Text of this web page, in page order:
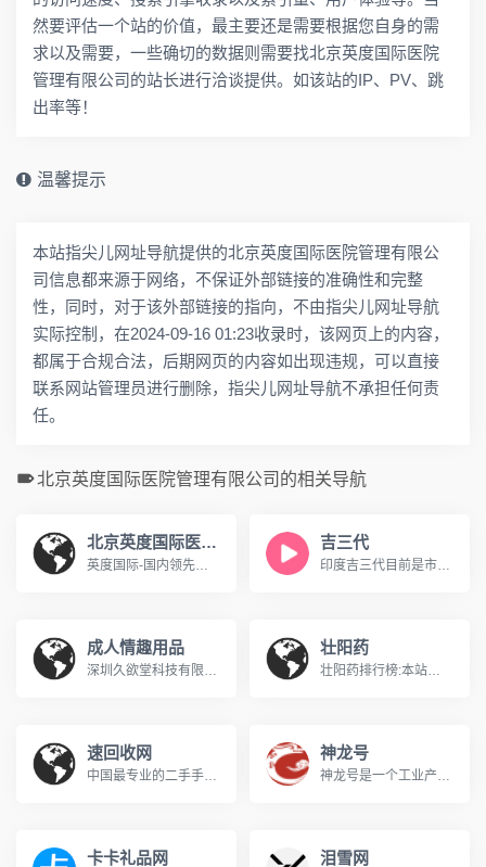
然要评估一个站的价值，最主要还是需要根据您自身的需
求以及需要，一些确切的数据则需要找北京英度国际医院
管理有限公司的站长进行洽谈提供。如该站的IP、PV、跳
出率等！
温馨提示
本站指尖儿网址导航提供的北京英度国际医院管理有限公
司信息都来源于网络，不保证外部链接的准确性和完整
性，同时，对于该外部链接的指向，不由指尖儿网址导航
实际控制，在2024-09-16 01:23收录时，该网页上的内容，
都属于合规合法，后期网页的内容如出现违规，可以直接
联系网站管理员进行删除，指尖儿网址导航不承担任何责
任。
北京英度国际医院管理有限公司的相关导航
北京英度国际医院管理有限公司
英度国际-国内领先的赴印就医购药服务机构,丙肝98%治愈率,专注于肿瘤癌症靶向治疗,签约印度7家知名医院集团,一流专家超过50余位,为您提供海外医疗出国看病远程购药等专业服务.
吉三代
印度吉三代目前是市面上证实治疗丙肝效果最好的一款产品,如需代购吉三代请联系印度康健咨询
成人情趣用品
深圳久欲堂科技有限公司成立于2014年7月8日，.是一个以批发、零售为主要业务的，集成人性用品、化妆品、情趣内衣、个人护理用品、女性卫生护理用品、保健品、等为一体的综合性商业贸易企业。 三年多来我们与商品生产厂密切合作，成为所售商品的一级指定代理商或直销商，为保证商品的质量和为顾客提供优质的服务奠定了坚实的基础。特别是我们出售的成人性保健用品、性病防治药品以其多样化的品种、可靠的质量、合理的价格满足了不同层次客户的需求完善、细致的配送服务和隐私权保护受到客户的广泛赞誉和信赖，成为客户心目中的一面旗帜。久欲
壮阳药
壮阳药排行榜:本站从壮阳方法出发,收录和传播科学的壮阳、壮阳食物、壮阳方法、 口碑最好的壮阳药。yangsheng169.com
速回收网
中国最专业的二手手机回收网,二手手表回收,笔记本回收网,数码回收平台,单反相机回收,二手手机在线回收。把现实中的二手回收集市搬到网上,高价回收您的二手物品,业务范围包括:二手手机回收估价,废旧手机在线回收,手机收购网,速回收。www.suhuishou.cc
神龙号
神龙号是一个工业产品分类信息网络服务平台。整合工业产品（设备、材料、原料、材料、机械、五金、仪器仪表、配件、方案、服务、二手、出租等）分类产品信息，让用户快速精准检索到需求产品信息。同时设有产品排行榜单、产品品牌、品牌排行、行业专区、产品品类专区等栏目，帮助中小企业、厂商通过网络营销的方式宣传企业产品或服务，获得更多商机。
卡卡礼品网 泪雪网